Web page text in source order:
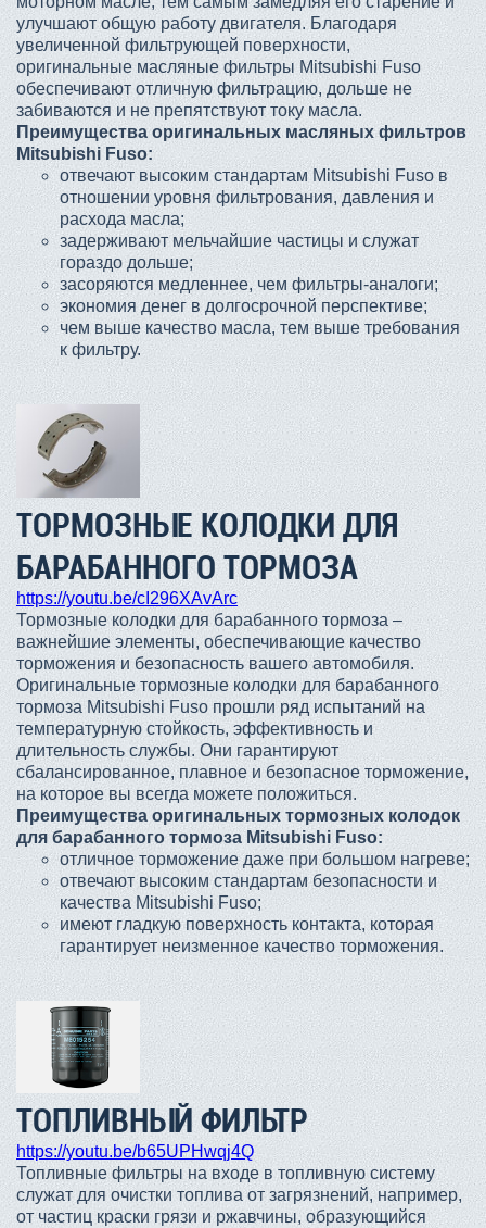
улучшают общую работу двигателя. Благодаря
увеличенной фильтрующей поверхности,
оригинальные масляные фильтры Mitsubishi Fuso
обеспечивают отличную фильтрацию, дольше не
забиваются и не препятствуют току масла.
Преимущества оригинальных масляных фильтров
Mitsubishi Fuso:
отвечают высоким стандартам Mitsubishi Fuso в
отношении уровня фильтрования, давления и
расхода масла;
задерживают мельчайшие частицы и служат
гораздо дольше;
засоряются медленнее, чем фильтры-аналоги;
экономия денег в долгосрочной перспективе;
чем выше качество масла, тем выше требования
к фильтру.
ТОРМОЗНЫЕ КОЛОДКИ ДЛЯ
БАРАБАННОГО ТОРМОЗА
https://youtu.be/cI296XAvArc
Тормозные колодки для барабанного тормоза –
важнейшие элементы, обеспечивающие качество
торможения и безопасность вашего автомобиля.
Оригинальные тормозные колодки для барабанного
тормоза Mitsubishi Fuso прошли ряд испытаний на
температурную стойкость, эффективность и
длительность службы. Они гарантируют
сбалансированное, плавное и безопасное торможение,
на которое вы всегда можете положиться.
Преимущества оригинальных тормозных колодок
для барабанного тормоза Mitsubishi Fuso:
отличное торможение даже при большом нагреве;
отвечают высоким стандартам безопасности и
качества Mitsubishi Fuso;
имеют гладкую поверхность контакта, которая
гарантирует неизменное качество торможения.
ТОПЛИВНЫЙ ФИЛЬТР
https://youtu.be/b65UPHwqj4Q
Топливные фильтры на входе в топливную систему
служат для очистки топлива от загрязнений, например,
от частиц краски грязи и ржавчины, образующийся